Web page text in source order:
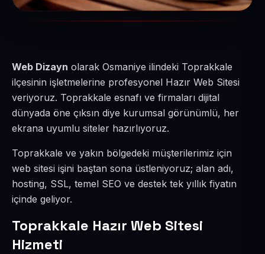
Web Dizayn olarak Osmaniye ilindeki Toprakkale
ilçesinin işletmelerine profesyonel Hazır Web Sitesi
veriyoruz. Toprakkale esnafı ve firmaları dijital
dünyada öne çıksın diye kurumsal görünümlü, her
ekrana uyumlu siteler hazırlıyoruz.
Toprakkale ve yakın bölgedeki müşterilerimiz için
web sitesi işini baştan sona üstleniyoruz; alan adı,
hosting, SSL, temel SEO ve destek tek yıllık fiyatın
içinde geliyor.
Toprakkale Hazır Web Sitesi
Hizmeti